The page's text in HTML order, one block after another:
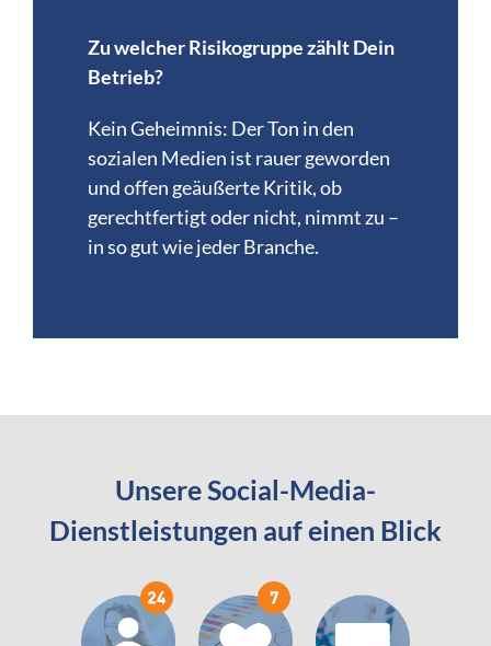
Zu welcher Risikogruppe zählt Dein
Betrieb?
Kein Geheimnis: Der Ton in den
sozialen Medien ist rauer geworden
und offen geäußerte Kritik, ob
gerechtfertigt oder nicht, nimmt zu –
in so gut wie jeder Branche.
Unsere Social-Media-
Dienstleistungen auf einen Blick